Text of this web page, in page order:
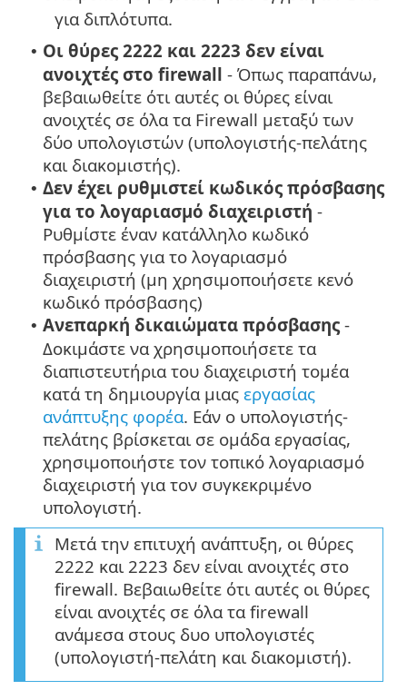
για διπλότυπα.
• Οι θύρες 2222 και 2223 δεν είναι
ανοιχτές στο firewall - Όπως παραπάνω,
βεβαιωθείτε ότι αυτές οι θύρες είναι
ανοιχτές σε όλα τα Firewall μεταξύ των
δύο υπολογιστών (υπολογιστής-πελάτης
και διακομιστής).
• Δεν έχει ρυθμιστεί κωδικός πρόσβασης
για το λογαριασμό διαχειριστή -
Ρυθμίστε έναν κατάλληλο κωδικό
πρόσβασης για το λογαριασμό
διαχειριστή (μη χρησιμοποιήσετε κενό
κωδικό πρόσβασης)
• Ανεπαρκή δικαιώματα πρόσβασης -
Δοκιμάστε να χρησιμοποιήσετε τα
διαπιστευτήρια του διαχειριστή τομέα
κατά τη δημιουργία μιας εργασίας
ανάπτυξης φορέα. Εάν ο υπολογιστής-
πελάτης βρίσκεται σε ομάδα εργασίας,
χρησιμοποιήστε τον τοπικό λογαριασμό
διαχειριστή για τον συγκεκριμένο
υπολογιστή.
Μετά την επιτυχή ανάπτυξη, οι θύρες
2222 και 2223 δεν είναι ανοιχτές στο
firewall. Βεβαιωθείτε ότι αυτές οι θύρες
είναι ανοιχτές σε όλα τα firewall
ανάμεσα στους δυο υπολογιστές
(υπολογιστή-πελάτη και διακομιστή).